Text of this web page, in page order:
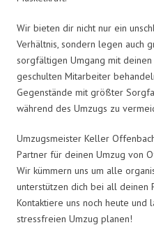
Wir bieten dir nicht nur ein
Verhältnis, sondern legen auch
sorgfältigen Umgang mit
geschulten Mitarbeiter
Gegenstände mit größter
während des Umzugs zu
Umzugsmeister Keller
Partner für deinen Umzug von
Wir kümmern uns um alle
unterstützen dich bei all deinen
Kontaktiere uns noch heute und
stressfreien Umzug planen!